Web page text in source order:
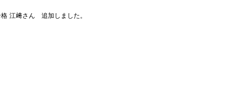
江﨑さん 追加しました。